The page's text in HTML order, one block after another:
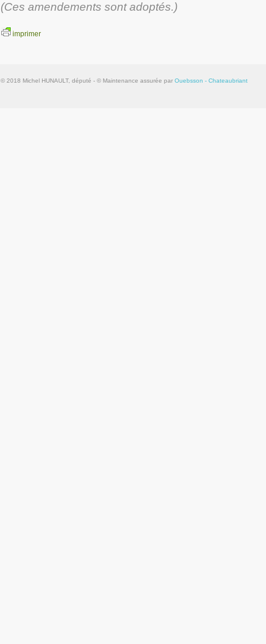
(Ces amendements sont adoptés.)
imprimer
© 2018 Michel HUNAULT, député - © Maintenance assurée par Ouebsson - Chateaubriant